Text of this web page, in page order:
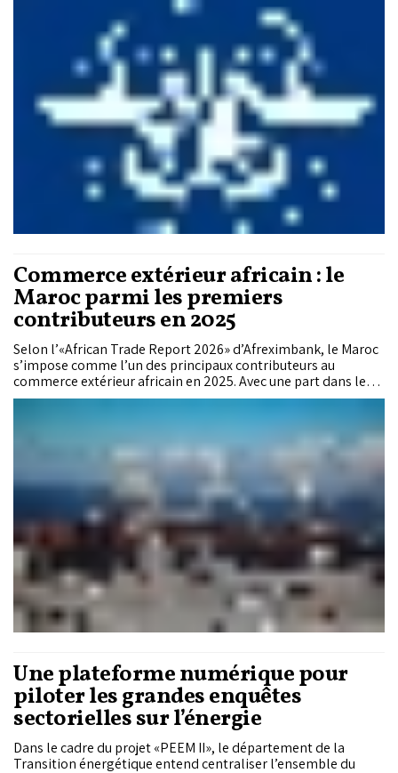
Commerce extérieur africain : le
Maroc parmi les premiers
contributeurs en 2025
Selon l’«African Trade Report 2026» d’Afreximbank, le Maroc
s’impose comme l’un des principaux contributeurs au
commerce extérieur africain en 2025. Avec une part dans les
exportations totales du continent passée de 6,50% à 12,67%
en quatre ans, le Royaume confirme sa montée en puissance,
tout en renforçant son ancrage dans le commerce intra-
africain, où sa contribution a quasiment doublé depuis 2021.
Une plateforme numérique pour
piloter les grandes enquêtes
sectorielles sur l’énergie
Dans le cadre du projet «PEEM II», le département de la
Transition énergétique entend centraliser l’ensemble du